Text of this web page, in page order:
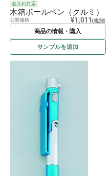
名入れ対応
木箱ボールペン（クルミ）
公開価格 ¥1,011 (税別)
商品の情報・購入
サンプルを追加